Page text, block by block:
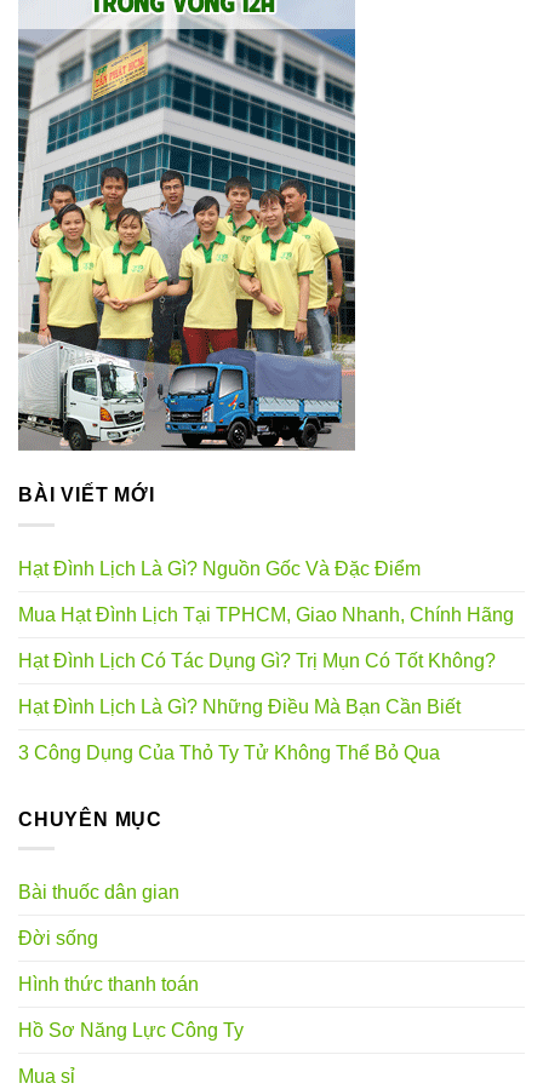
BÀI VIẾT MỚI
Hạt Đình Lịch Là Gì? Nguồn Gốc Và Đặc Điểm
Mua Hạt Đình Lịch Tại TPHCM, Giao Nhanh, Chính Hãng
Hạt Đình Lịch Có Tác Dụng Gì? Trị Mụn Có Tốt Không?
Hạt Đình Lịch Là Gì? Những Điều Mà Bạn Cần Biết
3 Công Dụng Của Thỏ Ty Tử Không Thể Bỏ Qua
CHUYÊN MỤC
Bài thuốc dân gian
Đời sống
Hình thức thanh toán
Hồ Sơ Năng Lực Công Ty
Mua sỉ